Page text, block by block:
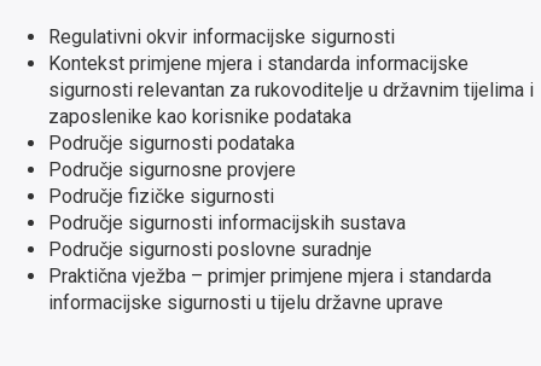
Regulativni okvir informacijske sigurnosti
Kontekst primjene mjera i standarda informacijske
sigurnosti relevantan za rukovoditelje u državnim tijelima i
zaposlenike kao korisnike podataka
Područje sigurnosti podataka
Područje sigurnosne provjere
Područje fizičke sigurnosti
Područje sigurnosti informacijskih sustava
Područje sigurnosti poslovne suradnje
Praktična vježba – primjer primjene mjera i standarda
informacijske sigurnosti u tijelu državne uprave